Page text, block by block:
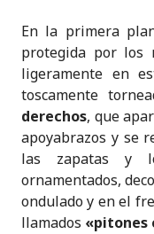
En la primera
protegida por los
ligeramente en
toscamente
derechos, que
apoyabrazos y se
las zapatas y
ornamentados,
ondulado y en el
llamados «pitones